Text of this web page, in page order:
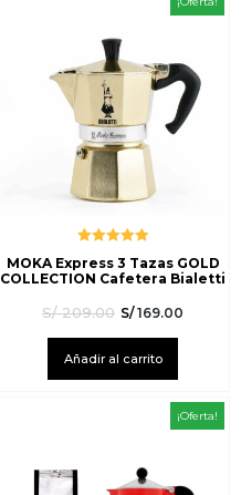
MOKA Express 3 Tazas GOLD
COLLECTION Cafetera Bialetti
S/209.00 S/169.00
Añadir al carrito
con5.00
de
5
¡Oferta!